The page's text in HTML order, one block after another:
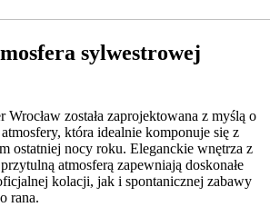
sylwestrowej
Wrocław została zaprojektowana z myślą o
która idealnie komponuje się z
ostatniej nocy roku. Eleganckie wnętrza z
atmosferą zapewniają doskonałe
kolacji, jak i spontanicznej zabawy
rana.